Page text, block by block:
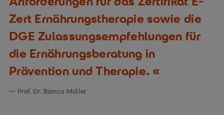
Zert Ernährungstherapie sowie die
DGE Zulassungsempfehlungen für
die Ernährungsberatung in
Prävention und Therapie.
Prof. Dr. Bianca Müller